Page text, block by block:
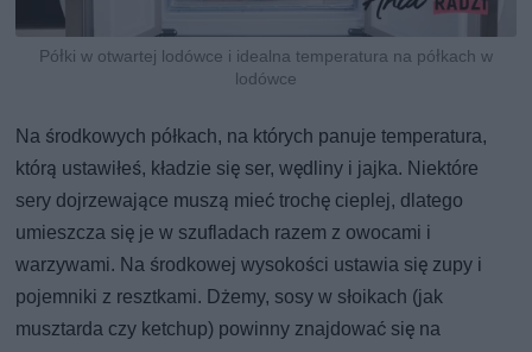
Półki w otwartej lodówce i idealna temperatura na półkach w
lodówce
Na środkowych półkach, na których panuje temperatura,
którą ustawiłeś, kładzie się ser, wędliny i jajka. Niektóre
sery dojrzewające muszą mieć trochę cieplej, dlatego
umieszcza się je w szufladach razem z owocami i
warzywami. Na środkowej wysokości ustawia się zupy i
pojemniki z resztkami. Dżemy, sosy w słoikach (jak
musztarda czy ketchup) powinny znajdować się na